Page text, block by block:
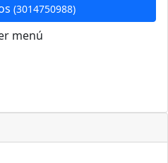
(3014750988)
menú